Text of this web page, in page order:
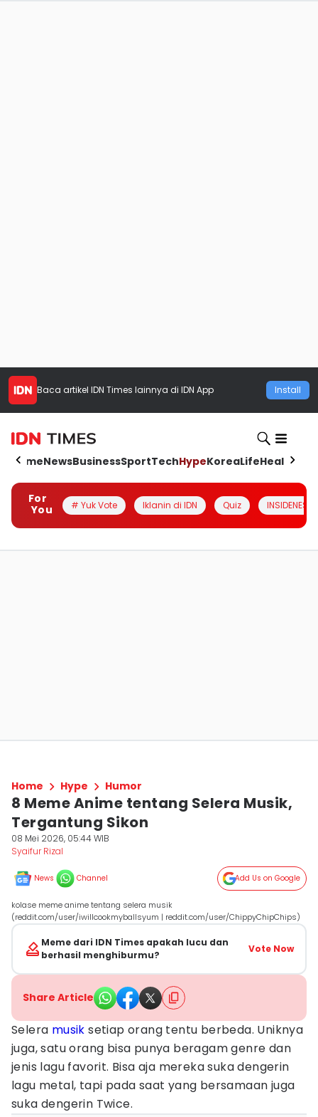
Baca artikel IDN Times lainnya di IDN App Install
HomeNewsBusinessSportTechHypeKoreaLifeHealth
For
You
# Yuk Vote Iklanin di IDN Quiz INSIDENESIA
Home Hype Humor
8 Meme Anime tentang Selera Musik,
Tergantung Sikon
08 Mei 2026, 05:44 WIB
Syaifur Rizal
News Channel Add Us on Google
kolase meme anime tentang selera musik
(reddit.com/user/iwillcookmyballsyum | reddit.com/user/ChippyChipChips)
Meme dari IDN Times apakah lucu dan
berhasil menghiburmu?
Vote Now
Share Article
Selera musik setiap orang tentu berbeda. Uniknya
juga, satu orang bisa punya beragam genre dan
jenis lagu favorit. Bisa aja mereka suka dengerin
lagu metal, tapi pada saat yang bersamaan juga
suka dengerin Twice.